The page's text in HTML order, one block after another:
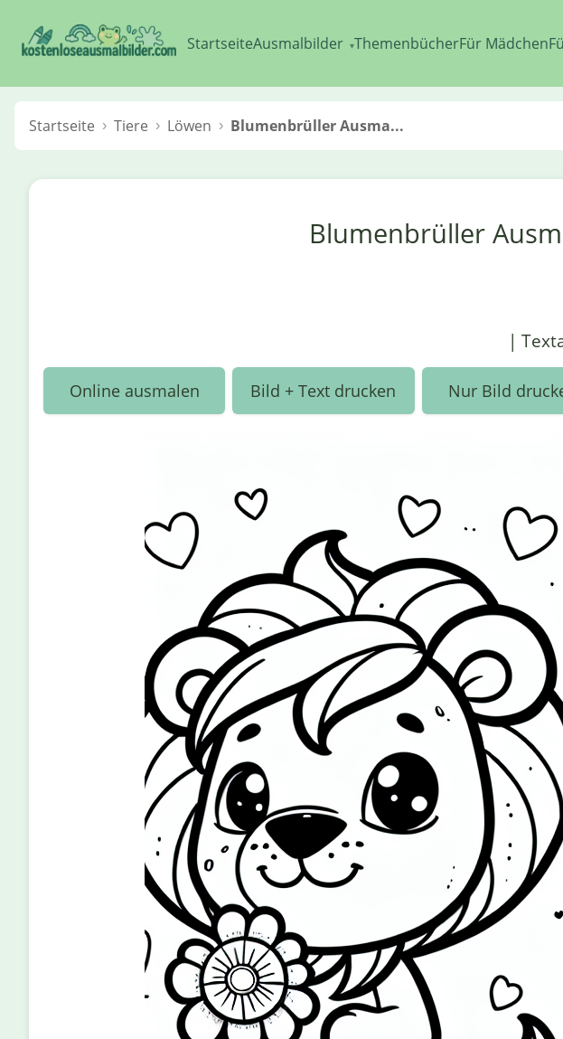
StartseiteAusmalbilder ▾ThemenbücherFür Mädchen
Startseite Tiere Löwen Blumenbrüller Ausma...
Blumenbrüller
|
Online ausmalen Bild + Text drucken Nur Bild